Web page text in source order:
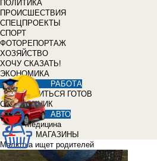
ПОЛИТИКА
ПРОИСШЕСТВИЯ
СПЕЦПРОЕКТЫ
СПОРТ
ФОТОРЕПОРТАЖ
ХОЗЯЙСТВО
ХОЧУ СКАЗАТЬ!
ЭКОНОМИКА
РАБОТА
УЧИТЬСЯ ГОТОВ
СПРАВОЧНИК
АВТО
Медицина
МАГАЗИНЫ
Малютка ищет родителей